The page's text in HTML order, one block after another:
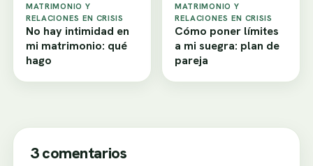
MATRIMONIO Y
RELACIONES EN CRISIS
No hay intimidad en
mi matrimonio: qué
hago
MATRIMONIO Y
RELACIONES EN CRISIS
Cómo poner límites
a mi suegra: plan de
pareja
3 comentarios